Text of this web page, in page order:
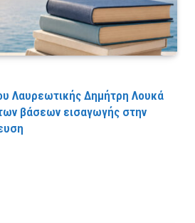
Λαυρεωτικής Δημήτρη Λουκά
βάσεων εισαγωγής στην